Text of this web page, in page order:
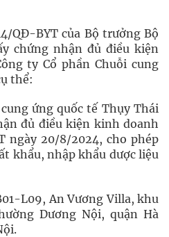
QĐ-BYT của Bộ trưởng Bộ
chứng nhận đủ điều kiện
ty Cổ phần Chuỗi cung
thể:
ứng quốc tế Thụy Thái
đủ điều kiện kinh doanh
ngày 20/8/2024, cho phép
khẩu, nhập khẩu dược liệu
L09, An Vương Villa, khu
Dương Nội, quận Hà